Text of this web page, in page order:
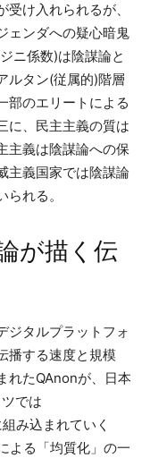
け入れられるが、
ェンダへの疑心暗鬼
ニ係数)は陰謀論と
ルタン(従属的)階層
部のエリートによる
に、民主主義の質は
主義は陰謀論への保
主義国家では陰謀論
れる。
が描く伝
ジタルプラットフォ
播する速度と規模
れたQAnonが、日本
では
み込まれていく
る「均質化」の一